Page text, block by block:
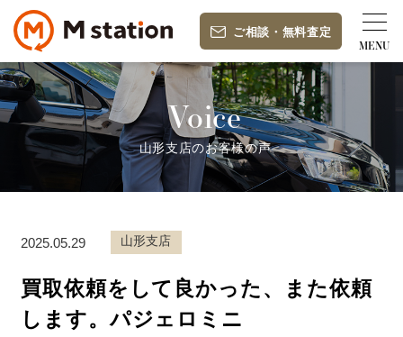
ご相談 ・ 無料査定
Voice
山形支店のお客様の声
2025.05.29 山形支店
買取依頼をして良かった、また依頼
します。パジェロミニ